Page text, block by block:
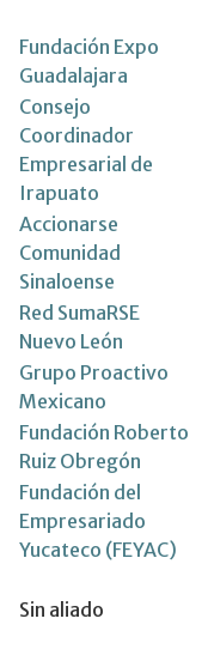
Fundación Expo
Guadalajara
Consejo
Coordinador
Empresarial de
Irapuato
Accionarse
Comunidad
Sinaloense
Red SumaRSE
Nuevo León
Grupo Proactivo
Mexicano
Fundación Roberto
Ruiz Obregón
Fundación del
Empresariado
Yucateco (FEYAC)
Sin aliado